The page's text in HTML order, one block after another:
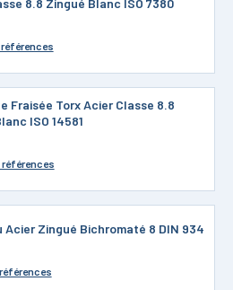
références
Fraisée Torx Acier Classe 8.8
ISO 14581
références
Acier Zingué Bichromaté 8 DIN 934